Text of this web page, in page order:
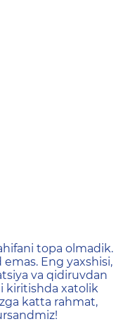
неtopa olmadik.
Eng yaxshisi,
va qidiruvdan
kiritishda xatolik
katta rahmat,